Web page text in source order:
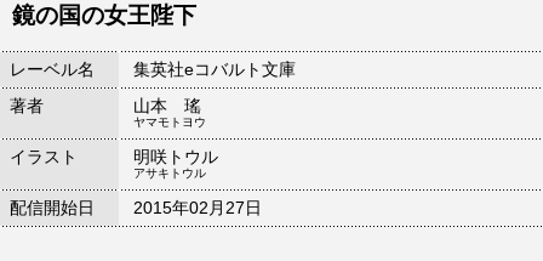
鏡の国の女王陛下
レーベル名
集英社eコバルト文庫
著者
山本 瑤
ヤマモトヨウ
イラスト 明咲トウル
アサキトウル
配信開始日 2015年02月27日